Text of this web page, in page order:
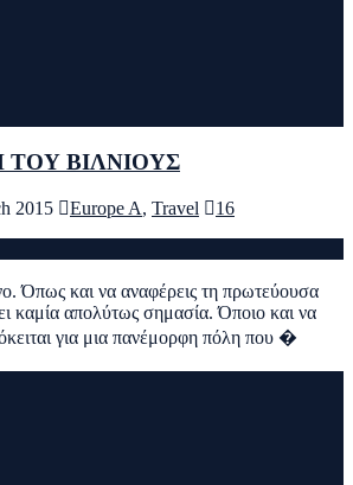
ΒΙΛΝΙΟΥΣ
2015 Europe A, Travel 16
Όπως και να αναφέρεις τη πρωτεύουσα
καμία απολύτως σημασία. Όποιο και να
για μια πανέμορφη πόλη που �